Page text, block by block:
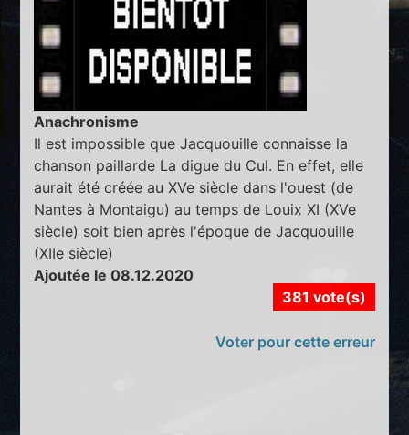
Anachronisme
Il est impossible que Jacquouille connaisse la
chanson paillarde La digue du Cul. En effet, elle
aurait été créée au XVe siècle dans l'ouest (de
Nantes à Montaigu) au temps de Louix XI (XVe
siècle) soit bien après l'époque de Jacquouille
(XIIe siècle)
Ajoutée le 08.12.2020
381 vote(s)
Voter pour cette erreur